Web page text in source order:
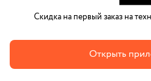
Скидка на первый заказ на
Открыть